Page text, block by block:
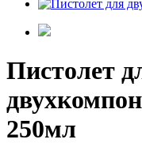
Пистолет
250мл